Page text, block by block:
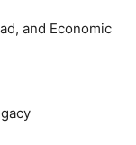
and Economic